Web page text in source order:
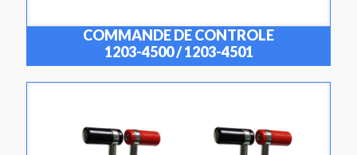
COMMANDE DE CONTROLE
1203-4500 / 1203-4501